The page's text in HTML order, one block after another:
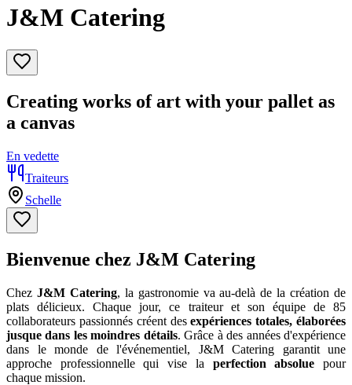
J&M Catering
Creating works of art with your pallet as
a canvas
En vedette
Traiteurs
Schelle
Bienvenue chez J&M Catering
Chez J&M Catering, la gastronomie va au-delà de la création de
plats délicieux. Chaque jour, ce traiteur et son équipe de 85
collaborateurs passionnés créent desexpériences totales, élaborées
jusque dans les moindres détails. Grâce à des années d'expérience
dans le monde de l'événementiel, J&M Catering garantit une
approche professionnelle qui vise la perfection absolue pour
chaque mission.